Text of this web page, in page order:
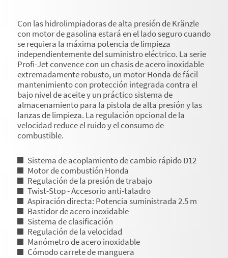
Con las hidrolimpiadoras de alta presión de Kränzle
con motor de gasolina estará en el lado seguro cuando
se requiera la máxima potencia de limpieza
independientemente del suministro eléctrico. La serie
Profi-Jet convence con un chasis de acero inoxidable
extremadamente robusto, un motor Honda de fácil
mantenimiento con protección integrada contra el
bajo nivel de aceite y un práctico sistema de
almacenamiento para la pistola de alta presión y las
lanzas de limpieza. La regulación opcional de la
velocidad reduce el ruido y el consumo de
combustible.
Sistema de acoplamiento de cambio rápido D12
Motor de combustión Honda
Regulación de la presión de trabajo
Twist-Stop - Accesorio anti-taladro
Aspiración directa: Potencia suministrada 2.5 m
Bastidor de acero inoxidable
Sistema de clasificación
Regulación de la velocidad
Manómetro de acero inoxidable
Cómodo carrete de manguera